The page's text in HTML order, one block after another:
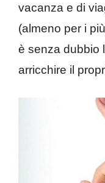
vacanza e di
(almeno per i
è senza dubbio
arricchire il